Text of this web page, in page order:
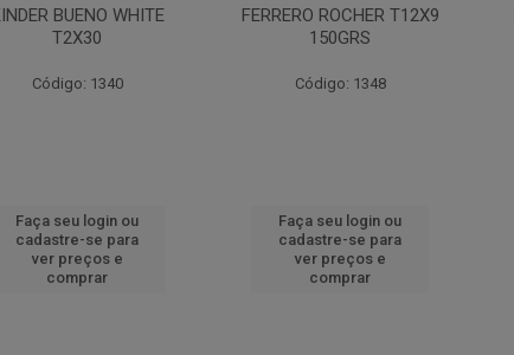
BUENO WHITE
T2X30
Código: 1340
Faça seu login ou
cadastre-se para
ver preços e
comprar
FERRERO ROCHER T12X9
150GRS
Código: 1348
Faça seu login ou
cadastre-se para
ver preços e
comprar